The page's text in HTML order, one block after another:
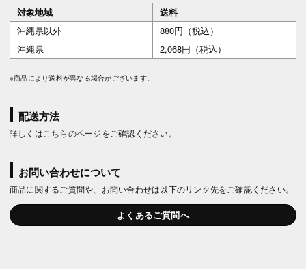
対象地域
送料
沖縄県以外
880円（税込）
沖縄県
2,068円（税込）
※商品により送料が異なる場合がございます。
配送方法
詳しくは こちらのページをご確認ください。
お問い合わせについて
商品に関するご質問や、お問い合わせは以下のリンク先をご確認ください。
よくあるご質問へ